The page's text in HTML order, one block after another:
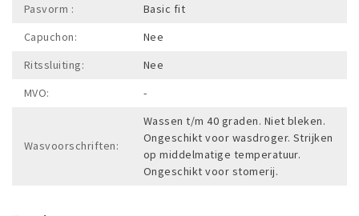
Pasvorm :
Basic fit
Capuchon:
Nee
Ritssluiting:
Nee
MVO:
-
Wasvoorschriften:
Wassen t/m 40 graden. Niet bleken.
Ongeschikt voor wasdroger. Strijken
op middelmatige temperatuur.
Ongeschikt voor stomerij.